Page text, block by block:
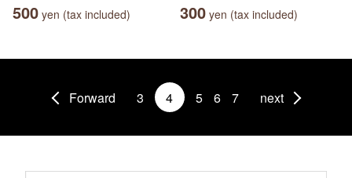
500 yen (tax included) 300 yen (tax included)
Forward 3 4 5 6 7 next